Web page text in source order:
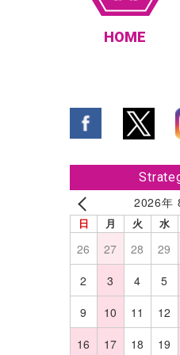
HOME
2026年
日 月 火 水
26 27 28 29
2
3 4 5
9
10 11 12
16
17 18 19